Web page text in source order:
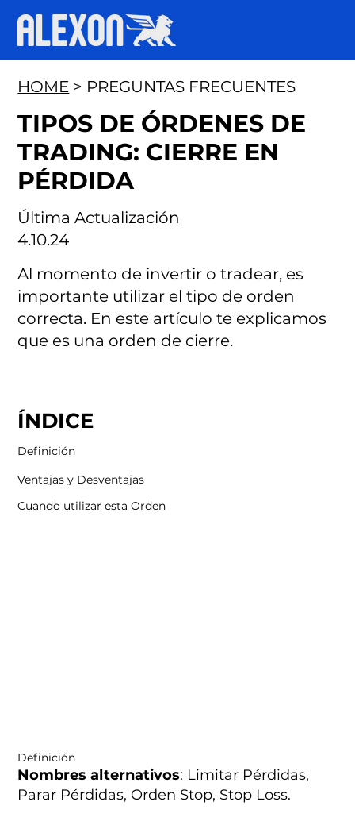
Definición
Nombres alternativos: Limitar Pérdidas,
Parar Pérdidas, Orden Stop, Stop Loss.
ÍNDICE
Definición
Ventajas y Desventajas
Cuando utilizar esta Orden
Última Actualización
4.10.24
HOME > PREGUNTAS FRECUENTES
TIPOS DE ÓRDENES DE
TRADING: CIERRE EN
PÉRDIDA
Al momento de invertir o tradear, es
importante utilizar el tipo de orden
correcta. En este artículo te explicamos
que es una orden de cierre.